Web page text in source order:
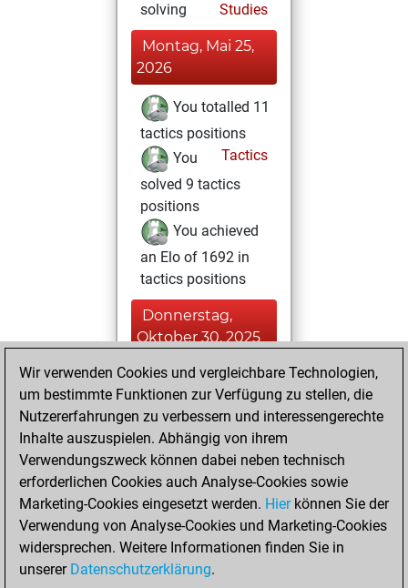
solving
Studies
Montag, Mai 25,
2026
You totalled 11
tactics positions
Tactics
You
solved 9 tactics
positions
You achieved
an Elo of 1692 in
tactics positions
Donnerstag,
Oktober 30, 2025
You achieved a
new Elo of 1590
Fritz
created your Fritz
account
Freitag, August 1,
2025
You created
Wir verwenden Cookies und vergleichbare Technologien,
um bestimmte Funktionen zur Verfügung zu stellen, die
Nutzererfahrungen zu verbessern und interessengerechte
Inhalte auszuspielen. Abhängig von ihrem
Verwendungszweck können dabei neben technisch
erforderlichen Cookies auch Analyse-Cookies sowie
Marketing-Cookies eingesetzt werden. Hierkönnen Sie der
Verwendung von Analyse-Cookies und Marketing-Cookies
widersprechen. Weitere Informationen finden Sie in
unserer Datenschutzerklärung.